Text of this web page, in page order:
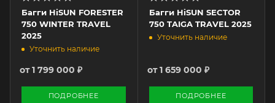
Багги HiSUN FORESTER
750 WINTER TRAVEL
2025
Уточнить наличие
от1 799 000 ₽
ПОДРОБНЕЕ
Багги HiSUN SECTOR
750 TAIGA TRAVEL 2025
Уточнить наличие
от1 659 000 ₽
ПОДРОБНЕЕ